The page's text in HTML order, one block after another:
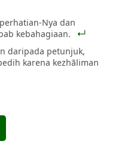
Nya dan
kebahagiaan.
daripada petunjuk,
karena kezhāliman